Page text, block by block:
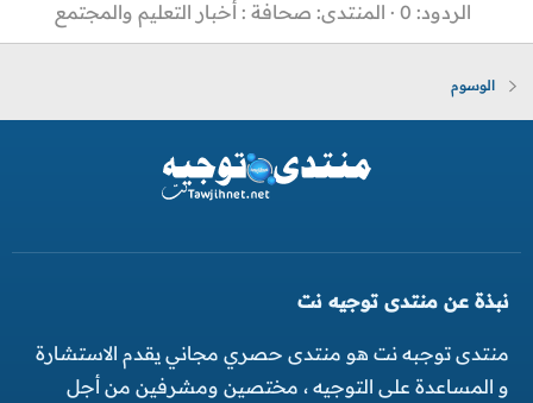
الردود: 0 المنتدى: صحافة : أخبار التعليم والمجتمع
الوسوم
نبذة عن منتدى توجيه نت
منتدى توجبه نت هو منتدى حصري مجاني يقدم الاستشارة
و المساعدة على التوجيه ، مختصين ومشرفين من أجل